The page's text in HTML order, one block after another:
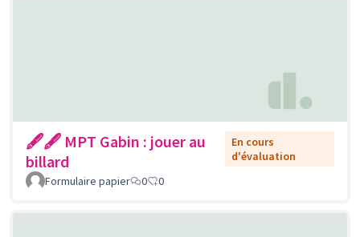
🖋🖋 MPT Gabin : jouer au
billard
En cours
d'évaluation
Formulaire papier
0 0